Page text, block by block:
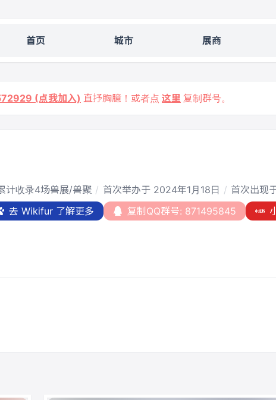
首页 城市 展商
(点我加入) 直抒胸臆！或者点 这里 复制群号。
计收录4场兽展/兽聚 首次举办于 2024年1月18日
首次出现
去 Wikifur 了解更多 复制QQ群号: 871495845